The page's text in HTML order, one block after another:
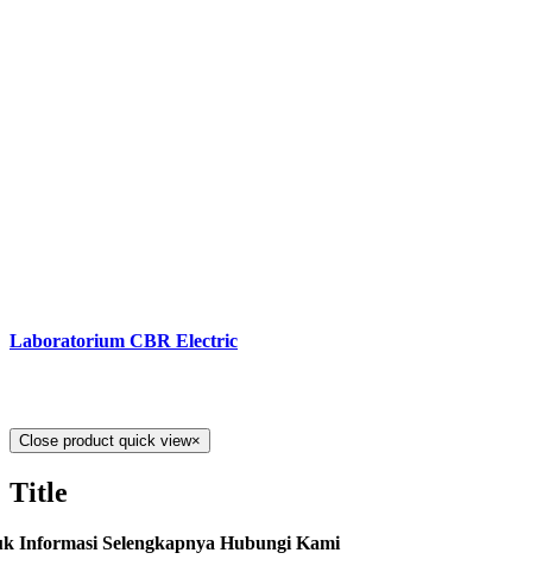
Laboratorium CBR Electric
Close product quick view×
Title
Informasi Selengkapnya Hubungi Kami